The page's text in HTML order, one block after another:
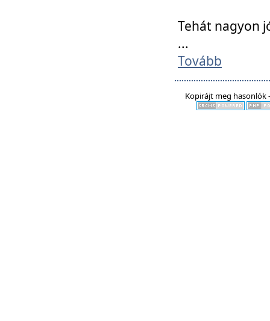
Tehát nagyon
...
Tovább
Kopirájt meg hasonlók